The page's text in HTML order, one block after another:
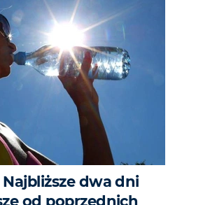
dwa dni
od poprzednich